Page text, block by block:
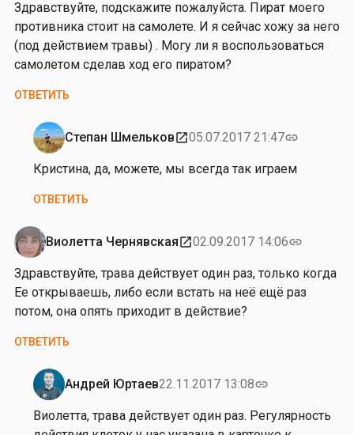
й
А
н
у
ф
и
е
в
Здравствуйте, подскажите пожалуйста. Пират моего
противника стоит на самолете. И я сейчас хожу за него
(под действием травы) . Могу ли я воспользоваться
самолетом сделав ход его пиратом?
ОТВЕТИТЬ
Степан Шмельковopen_in_new05.07.2017 21:47link
Ответ
на
К
и
с
т
и
н
а
и
т
у
ш
Кристина, да, можете, мы всегда так играем
ОТВЕТИТЬ
Виолетта Чернявскаяopen_in_new02.09.2017 14:06link
Здравствуйте, трава действует один раз, только когда
Ее открываешь, либо если встать на неё ещё раз
потом, она опять приходит в действие?
ОТВЕТИТЬ
Андрей Юртаев22.11.2017 13:08link
Ответ
на
от
Виолетта, трава действует один раз. Регулярность